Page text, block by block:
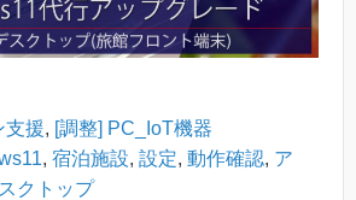
支援, [調整] PC_IoT機器
, 宿泊施設, 設定, 動作確認, ア
クトップ